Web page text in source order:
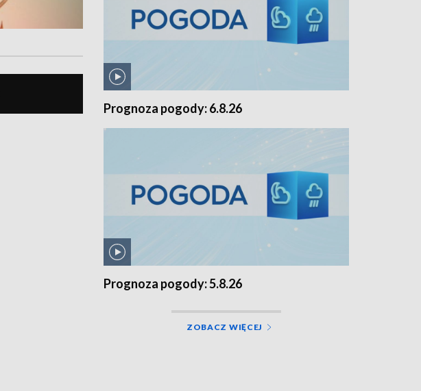
Prognoza pogody: 6.8.26
Prognoza pogody: 5.8.26
ZOBACZ WIĘCEJ